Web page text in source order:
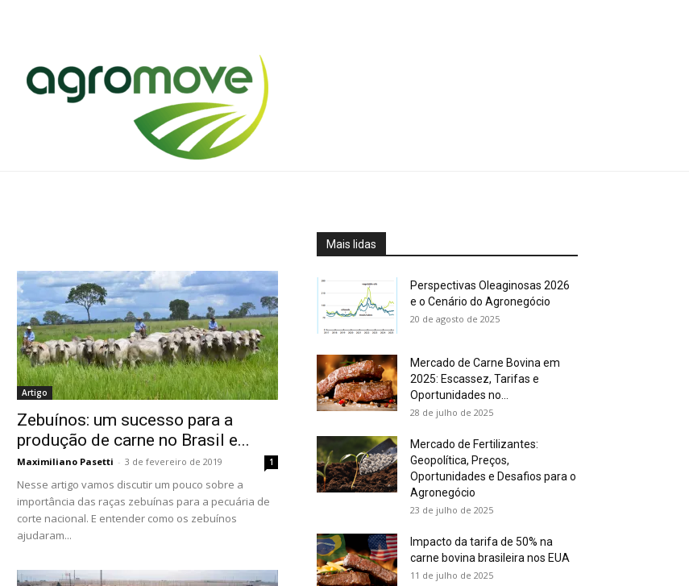
Artigo
Zebuínos: um sucesso para a
produção de carne no Brasil e...
Maximiliano Pasetti - 3 de fevereiro de 2019 1
Nesse artigo vamos discutir um pouco sobre a
importância das raças zebuínas para a pecuária de
corte nacional. E entender como os zebuínos
ajudaram...
Mais lidas
Perspectivas Oleaginosas 2026
e o Cenário do Agronegócio
20 de agosto de 2025
Mercado de Carne Bovina em
2025: Escassez, Tarifas e
Oportunidades no...
28 de julho de 2025
Mercado de Fertilizantes:
Geopolítica, Preços,
Oportunidades e Desafios para o
Agronegócio
23 de julho de 2025
Impacto da tarifa de 50% na
carne bovina brasileira nos EUA
11 de julho de 2025